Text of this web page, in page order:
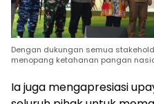
Dengan dukungan semua
menopang ketahanan pangan
Ia juga mengapresiasi